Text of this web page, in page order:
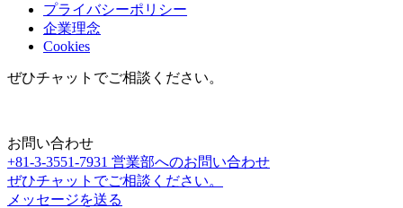
プライバシーポリシー
企業理念
Cookies
ぜひチャットでご相談ください。
お問い合わせ
+81-3-3551-7931 営業部へのお問い合わせ
ぜひチャットでご相談ください。
メッセージを送る